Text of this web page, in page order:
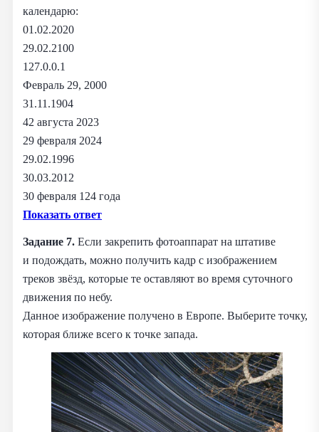
календарю:
01.02.2020
29.02.2100
127.0.0.1
Февраль 29, 2000
31.11.1904
42 августа 2023
29 февраля 2024
29.02.1996
30.03.2012
30 февраля 124 года
Показать ответ
Задание 7. Если закрепить фотоаппарат на штативе
и подождать, можно получить кадр с изображением
треков звёзд, которые те оставляют во время суточного
движения по небу.
Данное изображение получено в Европе. Выберите точку,
которая ближе всего к точке запада.